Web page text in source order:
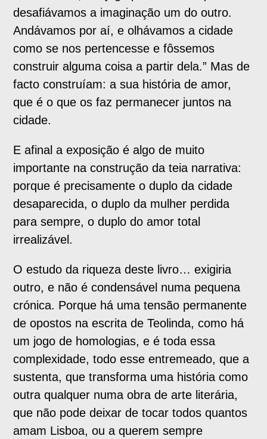
desafiávamos a imaginação um do outro.
Andávamos por aí, e olhávamos a cidade
como se nos pertencesse e fôssemos
construir alguma coisa a partir dela.” Mas de
facto construíam: a sua história de amor,
que é o que os faz permanecer juntos na
cidade.
E afinal a exposição é algo de muito
importante na construção da teia narrativa:
porque é precisamente o duplo da cidade
desaparecida, o duplo da mulher perdida
para sempre, o duplo do amor total
irrealizável.
O estudo da riqueza deste livro… exigiria
outro, e não é condensável numa pequena
crónica. Porque há uma tensão permanente
de opostos na escrita de Teolinda, como há
um jogo de homologias, e é toda essa
complexidade, todo esse entremeado, que a
sustenta, que transforma uma história como
outra qualquer numa obra de arte literária,
que não pode deixar de tocar todos quantos
amam Lisboa, ou a querem sempre